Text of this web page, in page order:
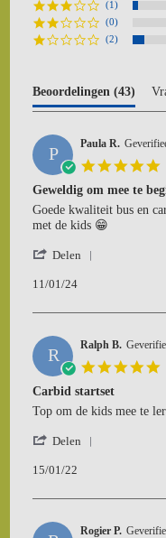
(1)
(0)
(2)
Beoordelingen (43)
P Paula R.
Geweldig om mee te
Review
by
R.
11
2024
review
stating
om
te
Goede kwaliteit bus en
met de kids 😁
Delen
Paula
on
11
Jan
2024
11/01/24
R Ralph B.
Carbid startset
Review
Ralph
on
Jan
review
Carbid
Top om de kids mee te
Delen
Ralph
on
15/01/22
Rogier P.